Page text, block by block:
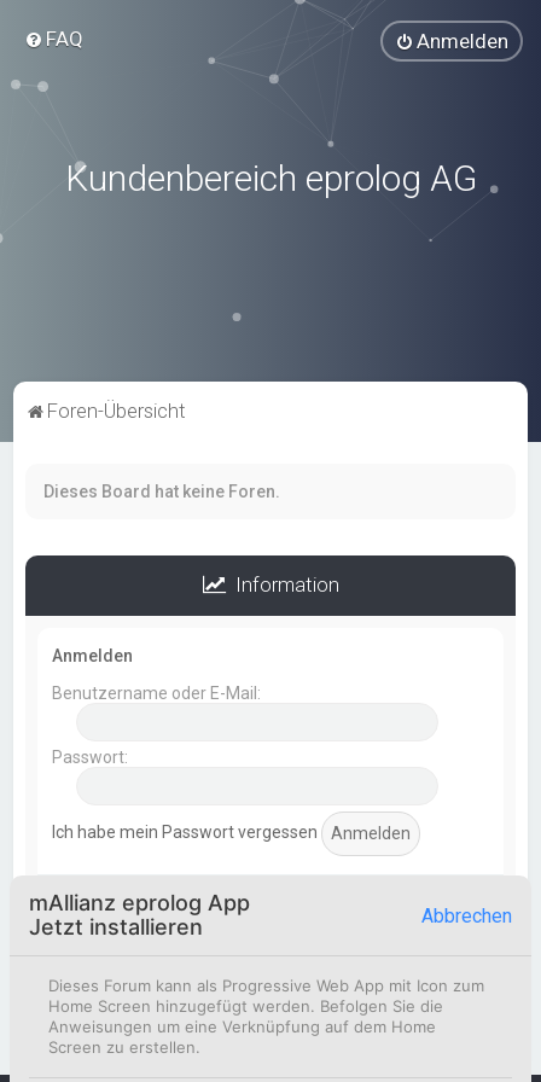
FAQ Anmelden
Kundenbereich eprolog AG
Foren-Übersicht
Dieses Board hat keine Foren.
Information
Anmelden
Benutzername oder E-Mail:
Passwort:
Ich habe mein Passwort vergessen
Statistik
Beiträge insgesamt
Korbinian Eismann
mAllianz eprolog App
Jetzt installieren
Abbrechen
Dieses Forum kann als Progressive Web App mit Icon zum
Home Screen hinzugefügt werden. Befolgen Sie die
Anweisungen um eine Verknüpfung auf dem Home
Screen zu erstellen.